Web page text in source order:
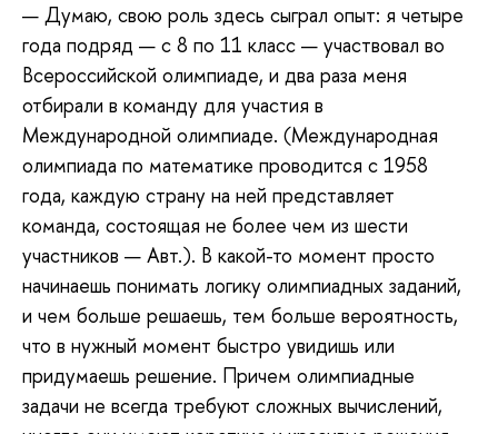
— Думаю, свою роль здесь сыграл опыт: я четыре
года подряд — с 8 по 11 класс — участвовал во
Всероссийской олимпиаде, и два раза меня
отбирали в команду для участия в
Международной олимпиаде. (Международная
олимпиада по математике проводится с 1958
года, каждую страну на ней представляет
команда, состоящая не более чем из шести
участников — Авт.). В какой-то момент просто
начинаешь понимать логику олимпиадных заданий,
и чем больше решаешь, тем больше вероятность,
что в нужный момент быстро увидишь или
придумаешь решение. Причем олимпиадные
задачи не всегда требуют сложных вычислений,